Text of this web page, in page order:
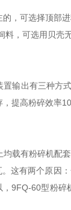
可选择顶部进
料，可选用贝壳
出有三种方式
提高粉碎效率
有粉碎机配套
这有两个原因
9FQ-60型粉